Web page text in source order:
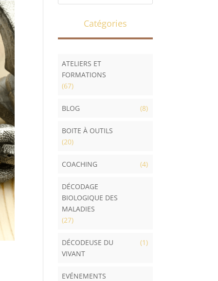
Catégories
ATELIERS ET
FORMATIONS
(67)
BLOG (8)
BOITE À OUTILS
(20)
COACHING (4)
DÉCODAGE
BIOLOGIQUE DES
MALADIES
(27)
DÉCODEUSE DU
VIVANT
(1)
EVÉNEMENTS